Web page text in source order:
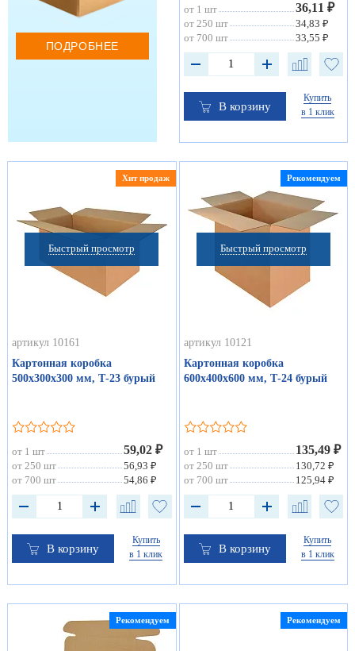
ПОДРОБНЕЕ
от 1 шт 36,11 ₽
от 250 шт
34,83 ₽
от 700 шт
33,55 ₽
В корзину
Купить
в 1 клик
Быстрый просмотр
Хит продаж
артикул 10161
Картонная коробка
500х300х300 мм, Т-23 бурый
от 1 шт 59,02 ₽
от 250 шт
56,93 ₽
от 700 шт
54,86 ₽
В корзину
Купить
в 1 клик
Быстрый просмотр
Рекомендуем
артикул 10121
Картонная коробка
600х400х600 мм, Т-24 бурый
от 1 шт 135,49 ₽
от 250 шт
130,72 ₽
от 700 шт
125,94 ₽
В корзину
Купить
в 1 клик
Рекомендуем Рекомендуем